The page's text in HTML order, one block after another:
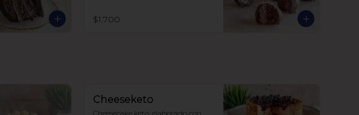
$1.700
Cheeseketo
Cheesecake keto, elaborado con